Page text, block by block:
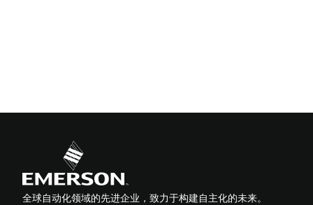
全球自动化领域的先进企业，致力于构建自主化的未来。